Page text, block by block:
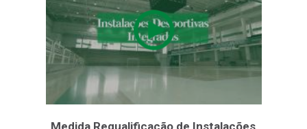
Medida Requalificação de Instalações